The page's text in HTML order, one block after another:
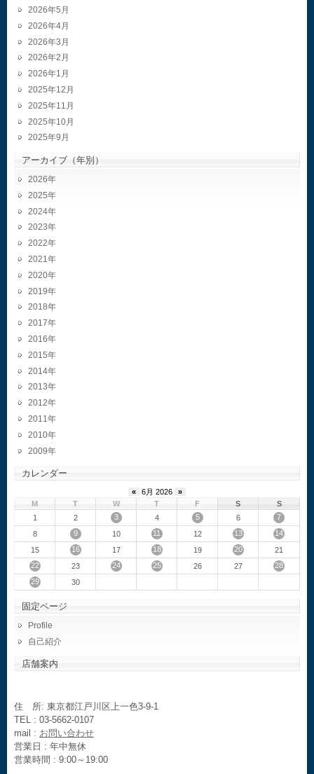
2026年5月
2026年4月
2026年3月
2026年2月
2026年1月
2025年12月
2025年11月
2025年10月
2025年9月
アーカイブ（年別）
2026
2025
2024
2023
2022
2021
2020
2019
2018
2017
2016
2015
2014
2013
2012
2011
2010
2009
カレンダー
« 6月 2026
»
M
T W T F S
S
1
2 3 4 5 6
7
8
9 10 11 12 13
14
15
16 17 18 19 20
21
22
23 24 25 26 27
28
29
30
固定ページ
Profile
自己紹介
店舗案内
住 所: 東京都江戸川区上一色3-9-1
TEL : 03-5662-0107
mail : お問い合わせ
営業日 : 年中無休
営業時間 : 9:00～19:00